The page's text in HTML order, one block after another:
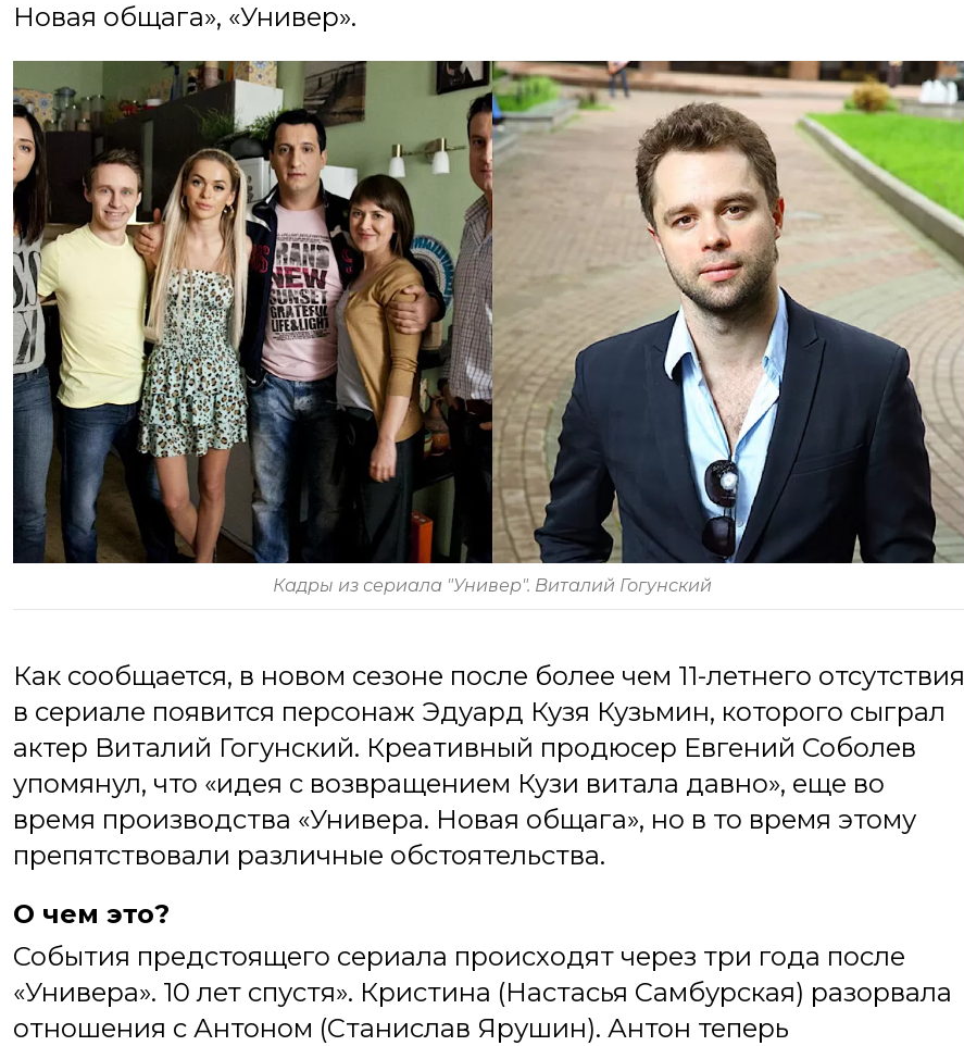
Новая общага», «Универ».
Кадры из сериала "Универ". Виталий Гогунский
Как сообщается, в новом сезоне после более чем 11-летнего отсутствия
в сериале появится персонаж Эдуард Кузя Кузьмин, которого сыграл
актер Виталий Гогунский. Креативный продюсер Евгений Соболев
упомянул, что «идея с возвращением Кузи витала давно», еще во
время производства «Универа. Новая общага», но в то время этому
препятствовали различные обстоятельства.
О чем это?
События предстоящего сериала происходят через три года после
«Универа». 10 лет спустя». Кристина (Настасья Самбурская) разорвала
отношения с Антоном (Станислав Ярушин). Антон теперь